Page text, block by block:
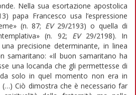
Nella sua esortazione apostolica
papa Francesco usa l’espressione
(n. 87; EV29/2193) o quella di
(n. 92; EV29/2198). In
precisione determinante, in linea
samaritano: «Il buon samaritano ha
una locanda che gli permettesse di
solo in quel momento non era in
(…) Ciò dimostra che è necessario far